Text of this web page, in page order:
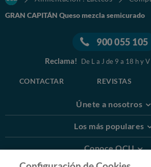
GRAN CAPITÁN Queso mezcla semicurado
900 055 105
Reclama! De L a J de 9 a 18 h y
CONTACTAR REVISTAS
Únete a nosotros
Los más populares
Conoce OCU